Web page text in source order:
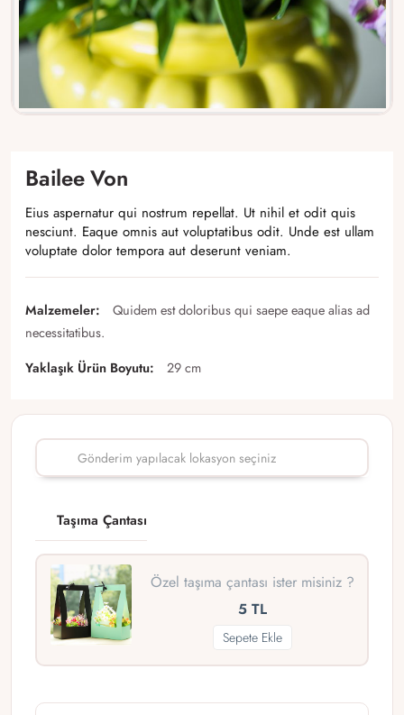
Bailee Von
Eius aspernatur qui nostrum repellat. Ut nihil et odit quis
nesciunt. Eaque omnis aut voluptatibus odit. Unde est ullam
voluptate dolor tempora aut deserunt veniam.
Malzemeler:
Quidem est doloribus qui saepe eaque alias ad
necessitatibus.
Yaklaşık Ürün Boyutu:
29 cm
Taşıma Çantası
Özel taşıma çantası ister misiniz ?
5 TL
Sepete Ekle